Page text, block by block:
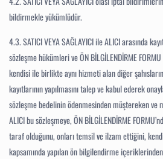
bildirmekle yükümlüdür.
4.3.SATICI VEYA SAĞLAYICI ile ALICI arasında
sözleşme hükümleri ve ÖN BİLGİLENDİRME
kendisi ile birlikte aynı hizmeti alan diğer
kayıtlarının yapılmasını talep ve kabul ederek
sözleşme bedelinin ödenmesinden müştereken ve
ALICI bu sözleşmeye, ÖN BİLGİLENDİRME
taraf olduğunu, onları temsil ve ilzam ettiğini,
kapsamında yapılan ön bilgilendirme